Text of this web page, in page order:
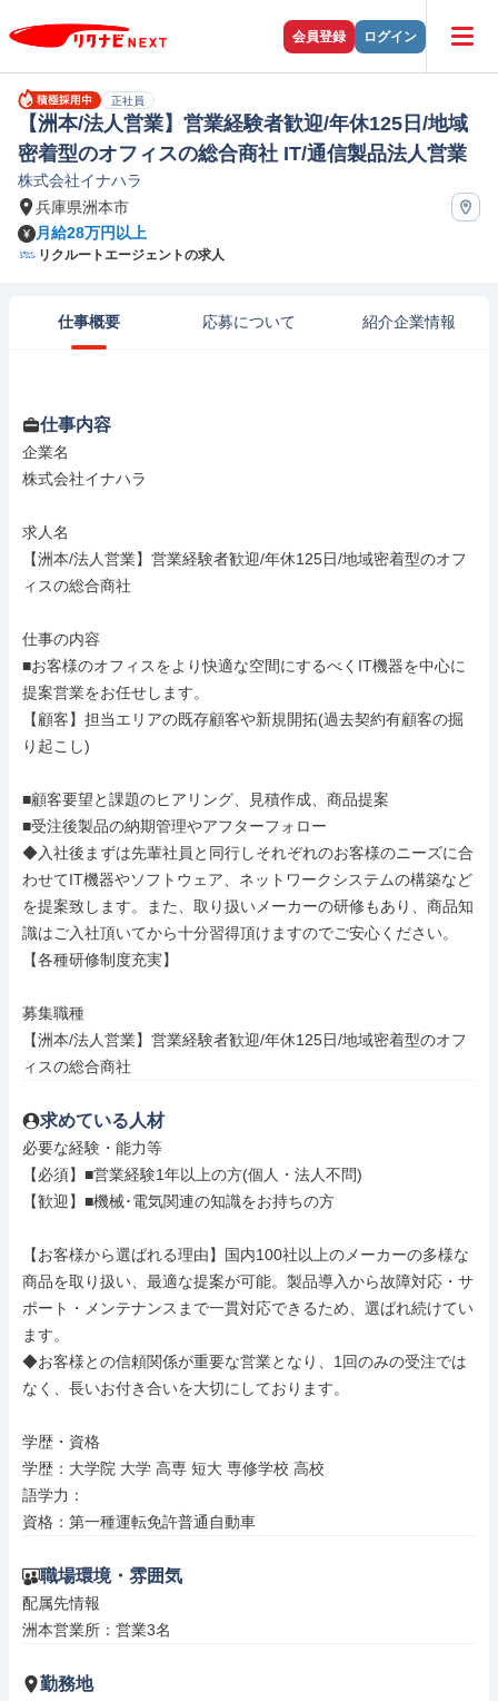
会員登録 ログイン
正社員
【洲本/法人営業】営業経験者歓迎/年休125日/地域
密着型のオフィスの総合商社 IT/通信製品法人営業
株式会社イナハラ
兵庫県洲本市
月給28万円以上
リクルートエージェントの求人
仕事概要 応募について 紹介企業情報
仕事内容
企業名
株式会社イナハラ
求人名
【洲本/法人営業】営業経験者歓迎/年休125日/地域密着型のオフ
ィスの総合商社
仕事の内容
■お客様のオフィスをより快適な空間にするべくIT機器を中心に
提案営業をお任せします。
【顧客】担当エリアの既存顧客や新規開拓(過去契約有顧客の掘
り起こし)
■顧客要望と課題のヒアリング、見積作成、商品提案
■受注後製品の納期管理やアフターフォロー
◆入社後まずは先輩社員と同行しそれぞれのお客様のニーズに合
わせてIT機器やソフトウェア、ネットワークシステムの構築など
を提案致します。また、取り扱いメーカーの研修もあり、商品知
識はご入社頂いてから十分習得頂けますのでご安心ください。
【各種研修制度充実】
募集職種
【洲本/法人営業】営業経験者歓迎/年休125日/地域密着型のオフ
ィスの総合商社
求めている人材
必要な経験・能力等
【必須】■営業経験1年以上の方(個人・法人不問)
【歓迎】■機械･電気関連の知識をお持ちの方
【お客様から選ばれる理由】国内100社以上のメーカーの多様な
商品を取り扱い、最適な提案が可能。製品導入から故障対応・サ
ポート・メンテナンスまで一貫対応できるため、選ばれ続けてい
ます。
◆お客様との信頼関係が重要な営業となり、1回のみの受注では
なく、長いお付き合いを大切にしております。
学歴・資格
学歴：大学院 大学 高専 短大 専修学校 高校
語学力：
資格：第一種運転免許普通自動車
職場環境・雰囲気
配属先情報
洲本営業所：営業3名
勤務地